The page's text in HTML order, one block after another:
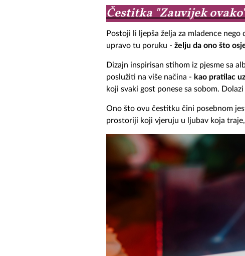
Čestitka "Zauvijek
Postoji li ljepša želja za mladence
upravo tu poruku - želju da ono što
Dizajn inspirisan stihom iz pjesme sa
poslužiti na više načina - kao pratilac
koji svaki gost ponese sa sobom.
Ono što ovu čestitku čini posebnom
prostoriji koji vjeruju u ljubav koja